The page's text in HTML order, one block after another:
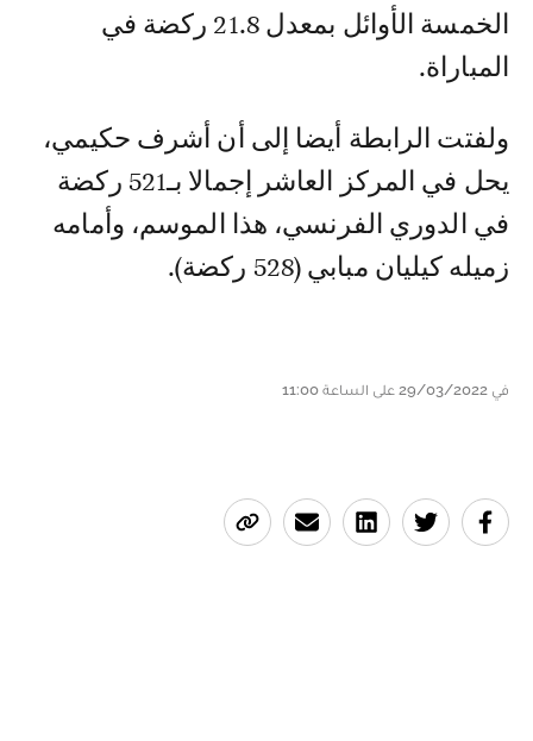
الخمسة الأوائل بمعدل 21.8 ركضة في
المباراة.
ولفتت الرابطة أيضا إلى أن أشرف حكيمي،
يحل في المركز العاشر إجمالا بـ521 ركضة
في الدوري الفرنسي، هذا الموسم، وأمامه
زميله كيليان مبابي (528 ركضة).
في 29/03/2022 على الساعة 11:00